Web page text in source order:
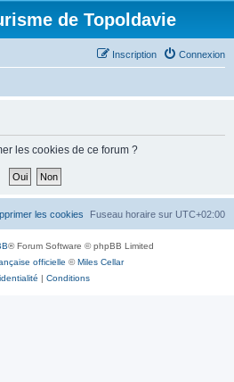
de Topoldavie
Connexion
Inscription
les cookies de ce forum ?
Fuseau horaire sur UTC+02:00
les cookies
® Forum Software © phpBB Limited
officielle ©Miles Cellar
| Conditions